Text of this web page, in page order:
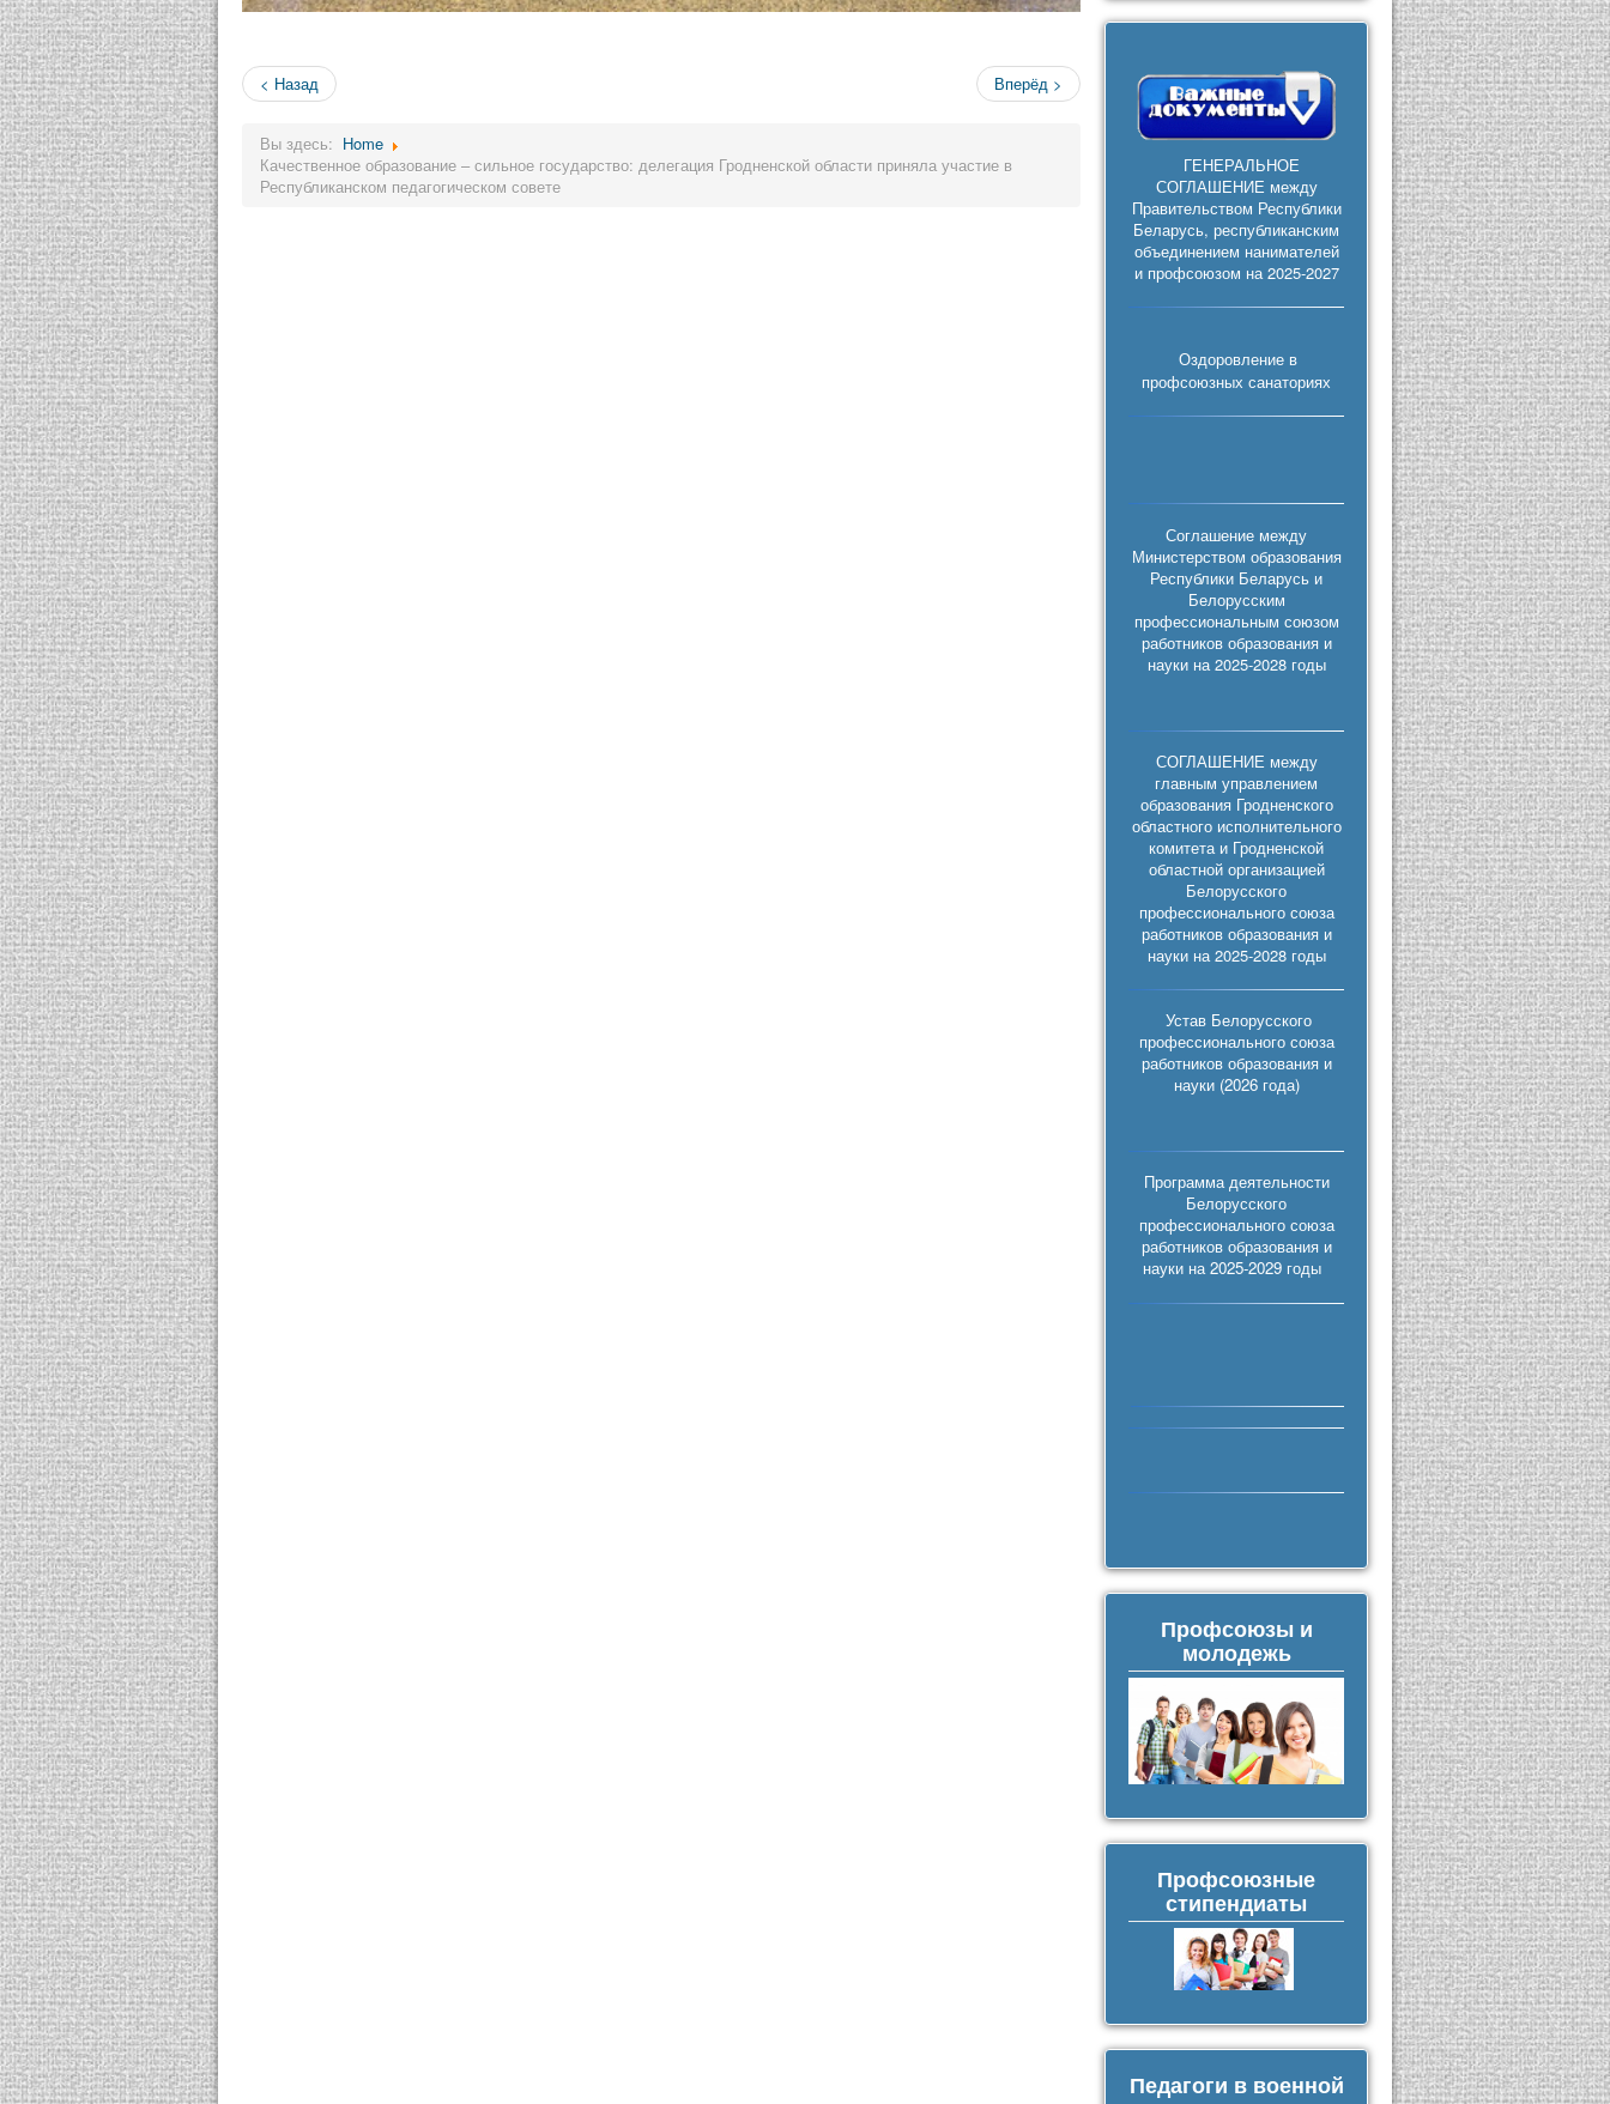
< Назад Вперёд >
Вы здесь: Home
Качественное образование – сильное государство: делегация Гродненской области приняла участие в
Республиканском педагогическом совете
ГЕНЕРАЛЬНОЕ
СОГЛАШЕНИЕ между
Правительством Республики
Беларусь, республиканским
объединением нанимателей
и профсоюзом на 2025-2027
Оздоровление в
профсоюзных санаториях
Соглашение между
Министерством образования
Республики Беларусь и
Белорусским
профессиональным союзом
работников образования и
науки на 2025-2028 годы
СОГЛАШЕНИЕ между
главным управлением
образования Гродненского
областного исполнительного
комитета и Гродненской
областной организацией
Белорусского
профессионального союза
работников образования и
науки на 2025-2028 годы
Устав Белорусского
профессионального союза
работников образования и
науки (2026 года)
Программа деятельности
Белорусского
профессионального союза
работников образования и
науки на 2025-2029 годы
Профсоюзы и
молодежь
Профсоюзные
стипендиаты
Педагоги в военной